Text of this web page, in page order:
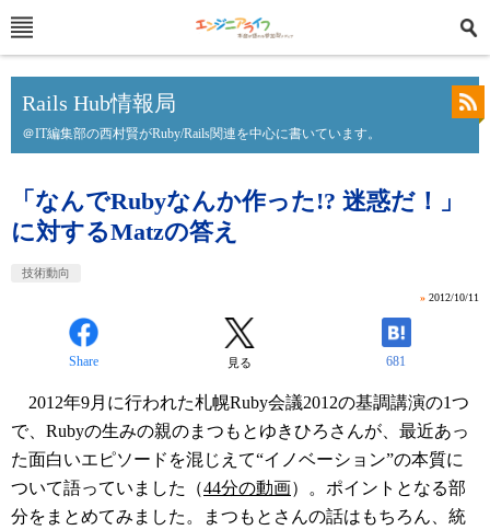
Rails Hub情報局
＠IT編集部の西村賢がRuby/Rails関連を中心に書いています。
「なんでRubyなんか作った!? 迷惑だ！」
に対するMatzの答え
技術動向
» 2012/10/11
Share 見る 681
2012年9月に行われた札幌Ruby会議2012の基調講演の1つ
で、Rubyの生みの親のまつもとゆきひろさんが、最近あっ
た面白いエピソードを混じえて“イノベーション”の本質に
ついて語っていました（44分の動画）。ポイントとなる部
分をまとめてみました。まつもとさんの話はもちろん、統